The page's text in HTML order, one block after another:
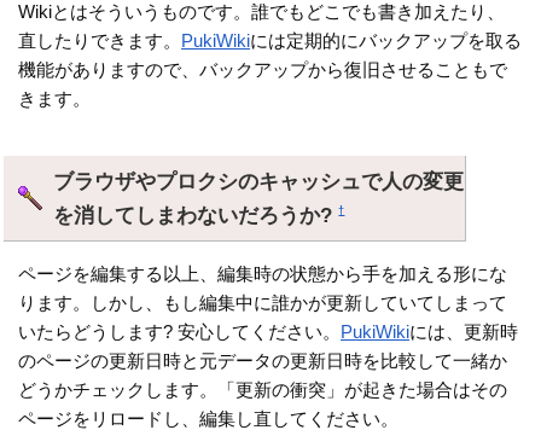
Wikiとはそういうものです。誰でもどこでも書き加えたり、
直したりできます。 PukiWikiには定期的にバックアップを取る
機能がありますので、バックアップから復旧させることもで
きます。
ブラウザやプロクシのキャッシュで人の変更
を消してしまわないだろうか?†
ページを編集する以上、編集時の状態から手を加える形にな
ります。しかし、もし編集中に誰かが更新していてしまって
いたらどうします? 安心してください。 PukiWikiには、更新時
のページの更新日時と元データの更新日時を比較して一緒か
どうかチェックします。「更新の衝突」が起きた場合はその
ページをリロードし、編集し直してください。